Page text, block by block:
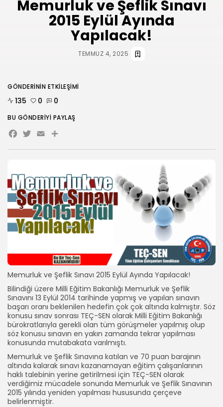
HABERLER
ANKARA 2. NOLU ŞUBESİ 1.
OLAĞAN...
TEMMUZ 31, 2026
Memurluk ve Şeflik Sınavı
2015 Eylül Ayında
Yapılacak!
TEMMUZ 4, 2025
Memurluk ve Şeflik Sınavı 2015 Eylül Ayında Yapılacak!
Bilindiği üzere Milli Eğitim Bakanlığı Memurluk ve Şeflik
Sınavını 13 Eylül 2014 tarihinde yapmış ve yapılan sınavın
başarı oranı beklenilen hedefin çok çok altında kalmıştır. Söz
konusu sınav sonrası TEÇ-SEN olarak Milli Eğitim Bakanlığı
bürokratlarıyla gerekli olan tüm görüşmeler yapılmış olup
söz konusu sınavın en yakın zamanda tekrar yapılması
konusunda mutabakata varılmıştı.
Memurluk ve Şeflik Sınavına katılan ve 70 puan barajının
altında kalarak sınavı kazanamayan eğitim çalışanlarının
haklı talebinin yerine getirilmesi için TEÇ-SEN olarak
verdiğimiz mücadele sonunda Memurluk ve Şeflik Sınavının
2015 yılında yeniden yapılması hususunda çerçeve
belirlenmiştir.
GÖNDERININ ETKILEŞIMI
135 0 0
BU GÖNDERIYI PAYLAŞ
Facebook
Twitter
EmailShare